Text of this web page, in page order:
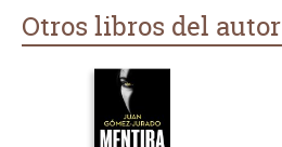
Otros libros del autor